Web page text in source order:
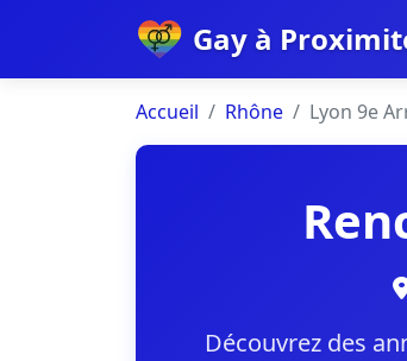
Gay à
Accueil Rhône Lyon 9e
Découvrez des